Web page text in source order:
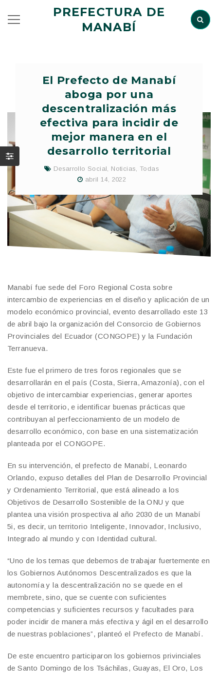
PREFECTURA DE
MANABÍ
El Prefecto de Manabí
aboga por una
descentralización más
efectiva para incidir de
mejor manera en el
desarrollo territorial
Desarrollo Social Noticias
Todas
abril 14, 2022
Manabí fue sede del Foro Regional Costa sobre
intercambio de experiencias en el diseño y aplicación de un
modelo económico provincial, evento desarrollado este 13
de abril bajo la organización del Consorcio de Gobiernos
Provinciales del Ecuador (CONGOPE) y la Fundación
Terranueva.
Este fue el primero de tres foros regionales que se
desarrollarán en el país (Costa, Sierra, Amazonía), con el
objetivo de intercambiar experiencias, generar aportes
desde el territorio, e identificar buenas prácticas que
contribuyan al perfeccionamiento de un modelo de
desarrollo económico, con base en una sistematización
planteada por el CONGOPE.
En su intervención, el prefecto de Manabí, Leonardo
Orlando, expuso detalles del Plan de Desarrollo Provincial
y Ordenamiento Territorial, que está alineado a los
Objetivos de Desarrollo Sostenible de la ONU y que
plantea una visión prospectiva al año 2030 de un Manabí
5i, es decir, un territorio Inteligente, Innovador, Inclusivo,
Integrado al mundo y con Identidad cultural.
“Uno de los temas que debemos de trabajar fuertemente en
los Gobiernos Autónomos Descentralizados es que la
autonomía y la descentralización no se quede en el
membrete, sino, que se cuente con suficientes
competencias y suficientes recursos y facultades para
poder incidir de manera más efectiva y ágil en el desarrollo
de nuestras poblaciones”, planteó el Prefecto de Manabí.
De este encuentro participaron los gobiernos privinciales
de Santo Domingo de los Tsáchilas, Guayas, El Oro, Los